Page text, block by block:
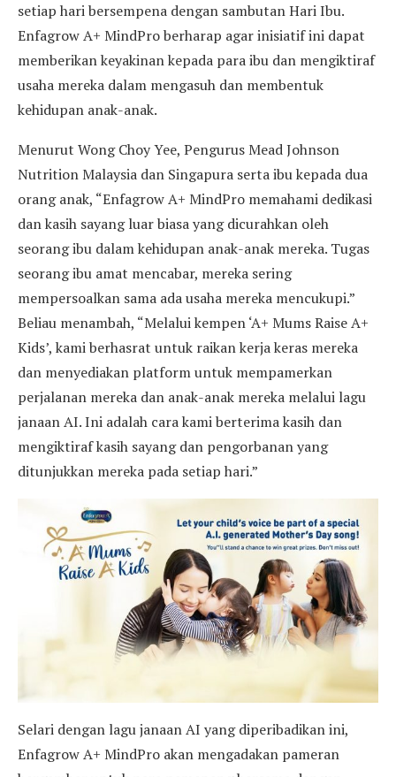
setiap hari bersempena dengan sambutan Hari Ibu.
Enfagrow A+ MindPro berharap agar inisiatif ini dapat
memberikan keyakinan kepada para ibu dan mengiktiraf
usaha mereka dalam mengasuh dan membentuk
kehidupan anak-anak.
Menurut Wong Choy Yee, Pengurus Mead Johnson
Nutrition Malaysia dan Singapura serta ibu kepada dua
orang anak, “Enfagrow A+ MindPro memahami dedikasi
dan kasih sayang luar biasa yang dicurahkan oleh
seorang ibu dalam kehidupan anak-anak mereka. Tugas
seorang ibu amat mencabar, mereka sering
mempersoalkan sama ada usaha mereka mencukupi.”
Beliau menambah, “Melalui kempen ‘A+ Mums Raise A+
Kids’, kami berhasrat untuk raikan kerja keras mereka
dan menyediakan platform untuk mempamerkan
perjalanan mereka dan anak-anak mereka melalui lagu
janaan AI. Ini adalah cara kami berterima kasih dan
mengiktiraf kasih sayang dan pengorbanan yang
ditunjukkan mereka pada setiap hari.”
Selari dengan lagu janaan AI yang diperibadikan ini,
Enfagrow A+ MindPro akan mengadakan pameran